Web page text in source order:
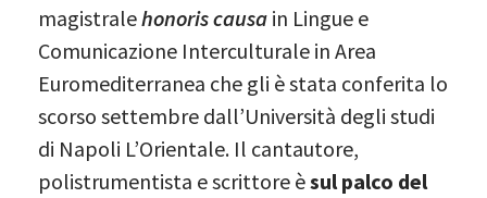
magistralehonoris causa in Lingue e
Comunicazione Interculturale in Area
Euromediterranea che gli è stata conferita lo
scorso settembre dall’Università degli studi
di Napoli L’Orientale. Il cantautore,
polistrumentista e scrittore èsul palco del